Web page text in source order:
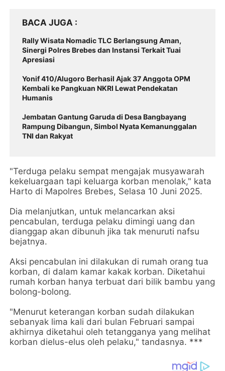
BACA JUGA
Rally Wisata Nomadic TLC Berlangsung Aman,
Sinergi Polres Brebes dan Instansi Terkait Tuai
Apresiasi
Yonif 410/Alugoro Berhasil Ajak 37 Anggota OPM
Kembali ke Pangkuan NKRI Lewat Pendekatan
Humanis
Jembatan Gantung Garuda di Desa Bangbayang
Rampung Dibangun, Simbol Nyata Kemanunggalan
TNI dan Rakyat
"Terduga pelaku sempat mengajak musyawarah
kekeluargaan tapi keluarga korban menolak," kata
Harto di Mapolres Brebes, Selasa 10 Juni 2025.
Dia melanjutkan, untuk melancarkan aksi
pencabulan, terduga pelaku dimingi uang dan
dianggap akan dibunuh jika tak menuruti nafsu
bejatnya.
Aksi pencabulan ini dilakukan di rumah orang tua
korban, di dalam kamar kakak korban. Diketahui
rumah korban hanya terbuat dari bilik bambu yang
bolong-bolong.
"Menurut keterangan korban sudah dilakukan
sebanyak lima kali dari bulan Februari sampai
akhirnya diketahui oleh tetangganya yang melihat
korban dielus-elus oleh pelaku," tandasnya. ***